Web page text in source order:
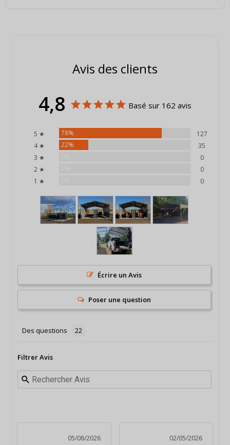
Avis des clients
4,8 Basé sur 162 avis
5 ★ 78%
127
4 ★
22%
35
3 ★
0
2 ★
0
1 ★
0
Écrire un Avis
Poser une question
Des questions
Filtrer Avis
05/08/2026 02/05/2026